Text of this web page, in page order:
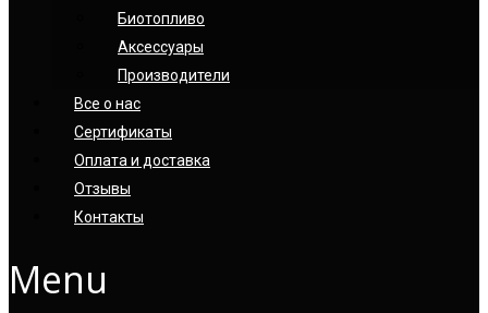
Биотопливо
Аксессуары
Производители
Все о нас
Сертификаты
Оплата и доставка
Отзывы
Контакты
Menu